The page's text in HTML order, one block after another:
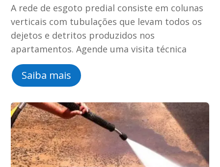
A rede de esgoto predial consiste em colunas
verticais com tubulações que levam todos os
dejetos e detritos produzidos nos
apartamentos. Agende uma visita técnica
Saiba mais